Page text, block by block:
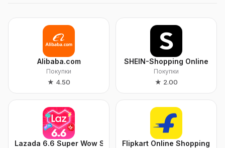
Alibaba.com
Покупки
★ 4.50
SHEIN-Shopping Online
Покупки
★ 2.00
Lazada 6.6 Super Wow Sale Flipkart Online Shopping App